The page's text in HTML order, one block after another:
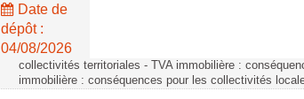
Date de
dépôt :
04/08/2026
collectivités territoriales - TVA immobilière :
immobilière : conséquences pour les collectivités